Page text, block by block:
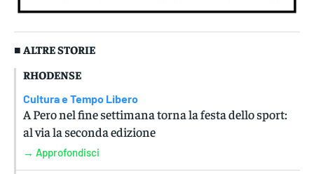
■ ALTRE STORIE
RHODENSE
Cultura e Tempo Libero
A Pero nel fine settimana torna la festa dello sport:
al via la seconda edizione
→ Approfondisci